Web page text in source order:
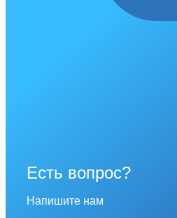
Есть вопрос?
Напишите нам